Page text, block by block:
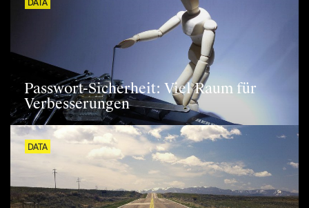
DATA
Passwort-Sicherheit: Viel Raum für
Verbesserungen
DATA